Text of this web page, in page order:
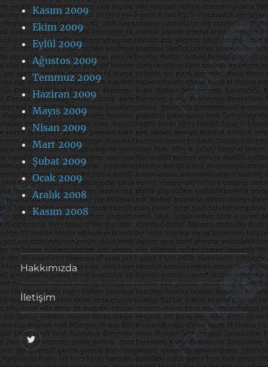
Kasım 2009
Ekim 2009
Eylül 2009
Ağustos 2009
Temmuz 2009
Haziran 2009
Mayıs 2009
Nisan 2009
Mart 2009
Şubat 2009
Ocak 2009
Aralık 2008
Kasım 2008
Hakkımızda
İletişim
@footballove